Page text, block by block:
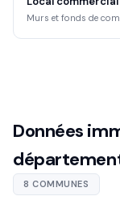
Murs et fonds de
Données
8 COMMUNES